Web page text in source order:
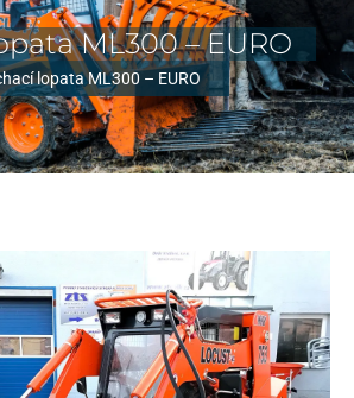
ML300 – EURO
lopata ML300 – EURO